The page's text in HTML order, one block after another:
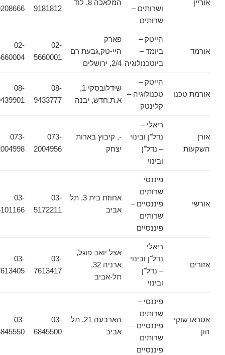
אוריין
ושרותים –
שרותים
המלאכה 8, לוד
9181812
9208666
אורמד
הייטק –
ביומד –
ביוטכנולוגיה
פארק
היי-טק,גבעת רם
2/4, ירושלים
02-
5660001
02-
5660004
אורמת טכנו
הייטק –
טכנולוגיה –
קלינטק
שידלובסקי 1,
א.ת.חדש, יבנה
08-
9433777
08-
9439901
אורן
השקעות
ריאלי –
נדל"ן ובינוי
– נדל"ן
ובינוי
-, קיבוץ בארות
יצחק
073-
2004956
073-
2004998
אורשי
פיננסי –
שרותים
פיננסיים –
שרותים
פיננסיים
אחוזת בית 3, תל
אביב
03-
5172211
03-
5101166
אזורים
ריאלי –
נדל"ן ובינוי
– נדל"ן
ובינוי
אצל יואב פוגל,
ארניה 32,
תל-אביב
03-
7613417
03-
7613405
אטראו שוקי
הון
פיננסי –
שרותים
פיננסיים –
שרותים
פיננסיים
הארבעה 21, תל
אביב
03-
6845500
03-
6845550